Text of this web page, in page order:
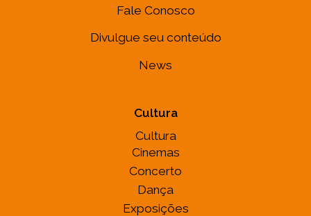
Fale Conosco
Divulgue seu conteúdo
News
Cultura
Cultura
Cinemas
Concerto
Dança
Exposições